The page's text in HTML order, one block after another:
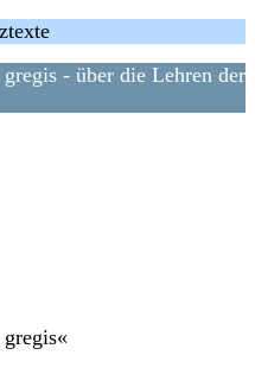
- über die Lehren der